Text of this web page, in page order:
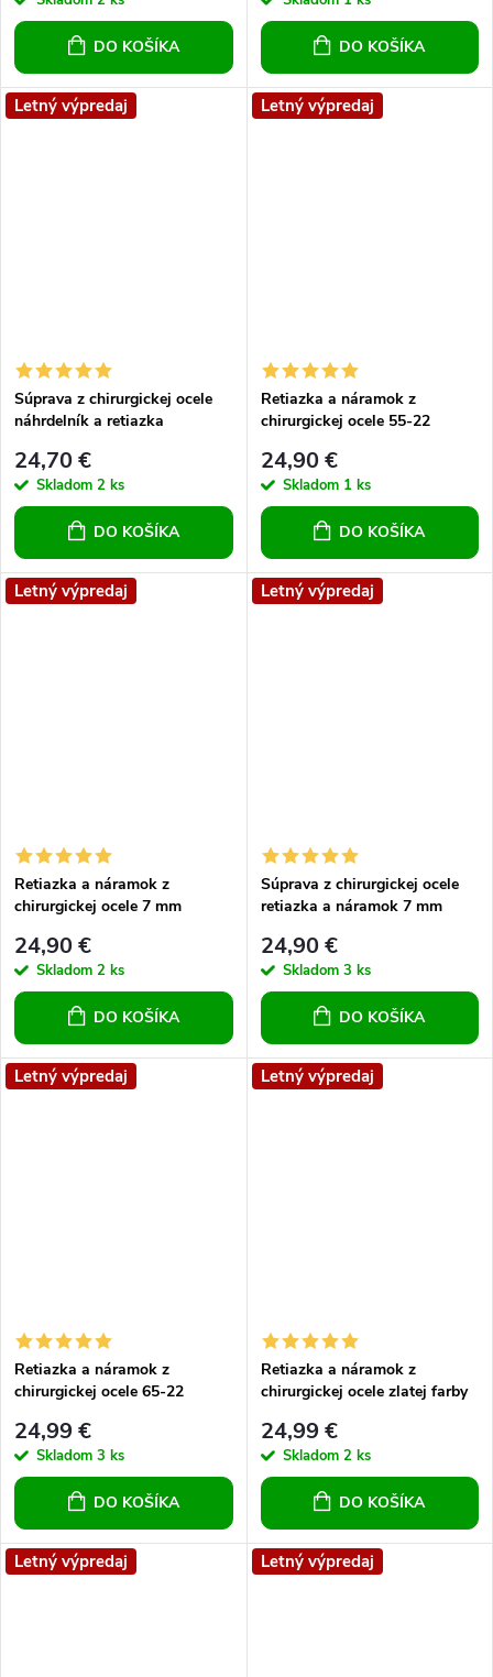
DO KOŠÍKA DO KOŠÍKA
Letný výpredaj
Súprava z chirurgickej ocele
náhrdelník a retiazka
24,70 €
Skladom 2 ks
DO KOŠÍKA
Letný výpredaj
Retiazka a náramok z
chirurgickej ocele 55-22
24,90 €
Skladom 1 ks
DO KOŠÍKA
Letný výpredaj
Retiazka a náramok z
chirurgickej ocele 7 mm
24,90 €
Skladom 2 ks
DO KOŠÍKA
Letný výpredaj
Súprava z chirurgickej ocele
retiazka a náramok 7 mm
24,90 €
Skladom 3 ks
DO KOŠÍKA
Letný výpredaj
Retiazka a náramok z
chirurgickej ocele 65-22
24,99 €
Skladom 3 ks
DO KOŠÍKA
Letný výpredaj
Retiazka a náramok z
chirurgickej ocele zlatej farby
24,99 €
Skladom 2 ks
DO KOŠÍKA
Letný výpredaj Letný výpredaj